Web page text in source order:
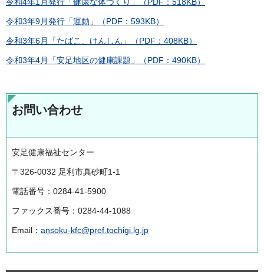
令和3年9月発行「運動」（PDF：593KB）
令和3年6月「たばこ、けんしん」（PDF：408KB）
令和3年4月「安足地区の健康課題」（PDF：490KB）
お問い合わせ
安足健康福祉センター
〒326-0032 足利市真砂町1-1
電話番号：0284-41-5900
ファックス番号：0284-44-1088
Email： ansoku-kfc@pref.tochigi.lg.jp